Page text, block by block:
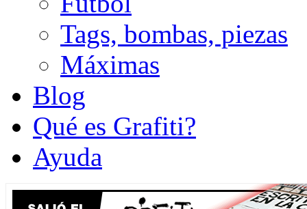
Tags, bombas, piezas
Máximas
Blog
Qué es Grafiti?
Ayuda